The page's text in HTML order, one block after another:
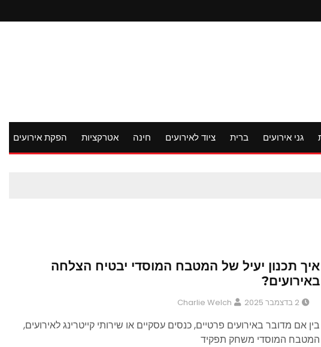
גני אירועים ברית ציוד לאירועים חינה אטרקציות הפקת אירועים
איך תכנון יעיל של המטבח המוסדי יבטיח הצלחה
באירועים?
2 בדצמבר 2025 Charlie Welch
בין אם מדובר באירועים פרטיים, כנסים עסקיים או שירותי קייטרינג לאירועים,
המטבח המוסדי משחק תפקיד